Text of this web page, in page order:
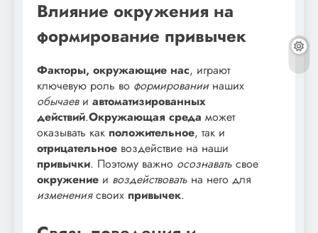
Влияние окружения на
формирование привычек
Факторы, окружающие нас, играют
ключевую роль во формированиинаших
обычаеви автоматизированных
действий.Окружающая среда может
оказывать как положительное, так и
отрицательное воздействие на наши
привычки. Поэтому важно осознавать свое
окружение и воздействовать на него для
изменениясвоих привычек.